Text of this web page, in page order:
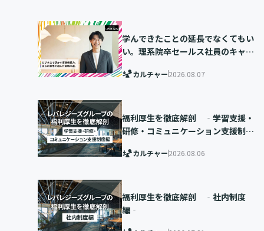
学んできたことの延長でなくてもい
い。理系院卒セールス社員のキャリ
カルチャー2026.08.07
福利厚生を徹底解剖 ‐学習支援・
研修・コミュニケーション支援制度
カルチャー2026.08.06
福利厚生を徹底解剖 ‐社内制度
編‐